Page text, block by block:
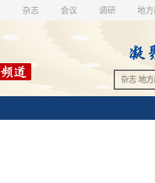
杂志 会议 调研 地